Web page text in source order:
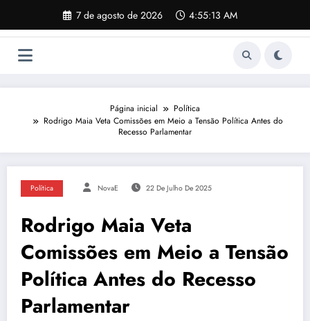
o
7 de agosto de 2026 4:55:14 AM
Página inicial
Política
Rodrigo Maia Veta Comissões em Meio a Tensão Política Antes do
Recesso Parlamentar
Política NovaE 22 De Julho De 2025
Rodrigo Maia Veta
Comissões em Meio a Tensão
Política Antes do Recesso
Parlamentar